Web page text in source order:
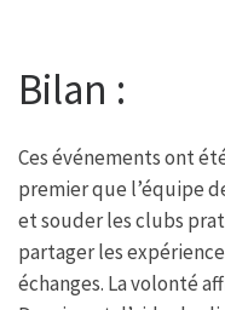
Bilan :
Ces événements ont
premier que l’équipe
et souder les clubs
partager les
échanges. La volonté